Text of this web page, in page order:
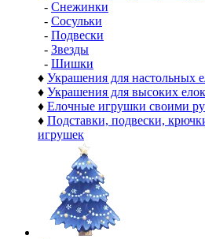
- Снежинки
- Сосульки
- Подвески
- Звезды
- Шишки
♦ Украшения для настольных
♦ Украшения для высоких елок
♦ Елочные игрушки своими
♦ Подставки, подвески,
игрушек